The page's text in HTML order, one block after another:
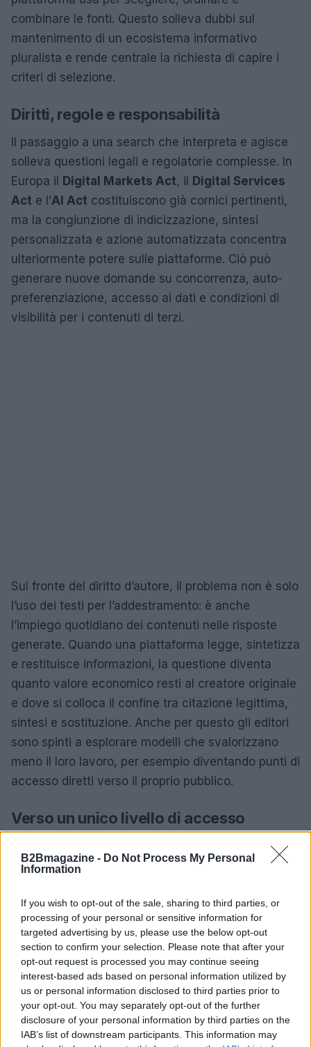
B2Bmagazine - Do Not Process My Personal
Information
If you wish to opt-out of the sale, sharing to third parties, or
processing of your personal or sensitive information for
targeted advertising by us, please use the below opt-out
section to confirm your selection. Please note that after your
opt-out request is processed you may continue seeing
interest-based ads based on personal information utilized by
us or personal information disclosed to third parties prior to
your opt-out. You may separately opt-out of the further
disclosure of your personal information by third parties on the
IAB’s list of downstream participants. This information may
combinare le fonti. Questo solleva dubbi sul
mantenimento di un ecosistema informativo
pluralista e rende centrale la richiesta di capire i
criteri di selezione.
Diritti, regole e responsabilità
Il passaggio a una search che interpreta e agisce
solleva questioni legali e regolatorie complesse. In
Europa il
Digital Markets Act, il
Digital Services
Act e l’AI Act costituiscono già cornici pertinenti,
ma la congiunzione di indicizzazione, sintesi
personalizzata e azione automatizzata concentra
ulteriormente potere sulle piattaforme. Ciò può
generare nuove domande su concorrenza, auto-
preferenziazione, accesso ai dati e condizioni di
visibilità per i contenuti di terzi.
Sul fronte del diritto d’autore, il problema non è solo
l’uso dei testi per l’addestramento: è anche
l’impiego quotidiano dei contenuti nelle risposte
generate. Quando una piattaforma legge, sintetizza
e restituisce informazioni, la questione diventa
quanto valore economico resti al creatore originale
e dove si colloca il confine tra citazione legittima,
sintesi e sostituzione. Anche per questo gli editori
sono spinti a esplorare modelli che svalorizzano
meno il loro lavoro, per esempio diventando punti di
accesso diretti verso il proprio pubblico.
Verso un unico livello di accesso
Dietro le mosse annunciate al Google I/O c’è un
disegno di convergenza: Search,Gemini, shopping
operativo condiviso, con funzionalità come la
Universal Carte l’integrazione di Gmail e Photos.
L’obiettivo appare essere la costruzione di un unico
layerche interpreta intenti, accede a dati personali
e avvia transazioni. Questo non segna la fine della
ricerca, ma la fine dell’idea della ricerca come
porta neutrale al web: ora è un mediatore attivo fra
esigenze, fonti e azioni.